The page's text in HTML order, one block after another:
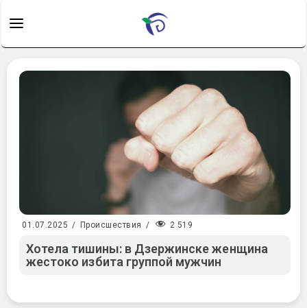
01.07.2025 / Происшествия / 2 519
Хотела тишины: в Дзержинске женщина
жестоко избита группой мужчин